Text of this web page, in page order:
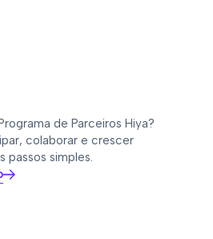
de Parceiros Hiya?
colaborar e crescer
passos simples.